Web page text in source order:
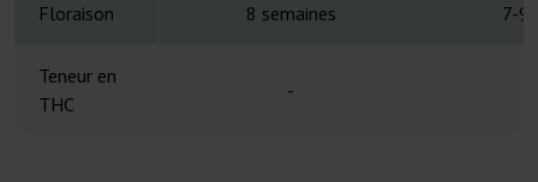
Floraison 8 semaines 7-9
Teneur en
THC
-